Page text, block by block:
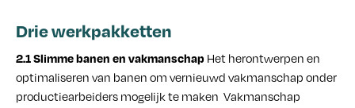
Drie werkpakketten
2.1 Slimme banen en vakmanschap Het herontwerpen en
optimaliseren van banen om vernieuwd vakmanschap onder
productiearbeiders mogelijk te maken Vakmanschap